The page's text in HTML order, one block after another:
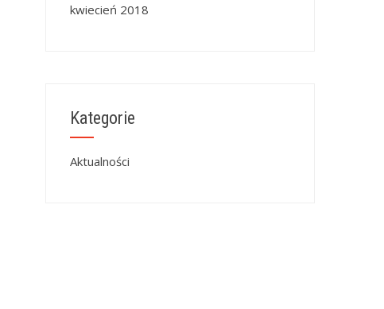
kwiecień 2018
Kategorie
Aktualności